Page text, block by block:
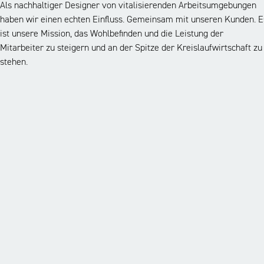
Als nachhaltiger Designer von vitalisierenden Arbeitsumgebungen
haben wir einen echten Einfluss. Gemeinsam mit unseren Kunden.
ist unsere Mission, das Wohlbefinden und die Leistung der
Mitarbeiter zu steigern und an der Spitze der Kreislaufwirtschaft zu
stehen.